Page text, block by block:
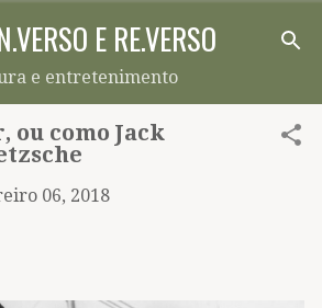
o conteúdo principal
E RE.VERSO
e entretenimento
ou como Jack
06, 2018